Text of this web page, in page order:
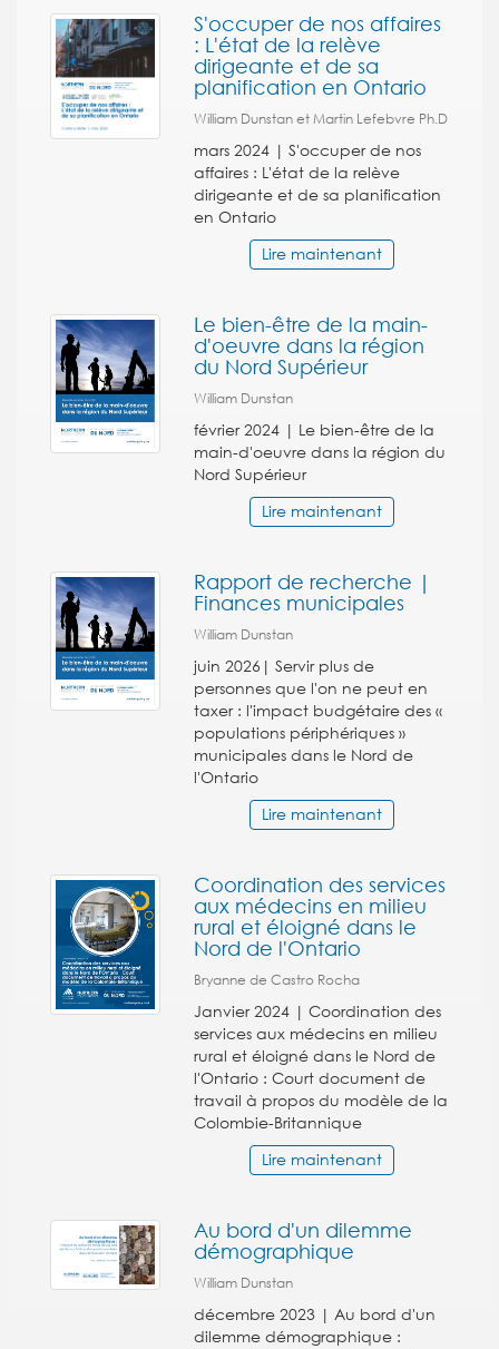
S'occuper de nos affaires
: L'état de la relève
dirigeante et de sa
planification en Ontario
William Dunstan et Martin Lefebvre Ph.D
mars 2024 | S'occuper de nos
affaires : L'état de la relève
dirigeante et de sa planification
en Ontario
Lire maintenant
Le bien-être de la main-
d'oeuvre dans la région
du Nord Supérieur
William Dunstan
février 2024 | Le bien-être de la
main-d'oeuvre dans la région du
Nord Supérieur
Lire maintenant
Rapport de recherche |
Finances municipales
William Dunstan
juin 2026| Servir plus de
personnes que l'on ne peut en
taxer : l'impact budgétaire des «
populations périphériques »
municipales dans le Nord de
l'Ontario
Lire maintenant
Coordination des services
aux médecins en milieu
rural et éloigné dans le
Nord de l'Ontario
Bryanne de Castro Rocha
Janvier 2024 | Coordination des
services aux médecins en milieu
rural et éloigné dans le Nord de
l'Ontario : Court document de
travail à propos du modèle de la
Colombie-Britannique
Lire maintenant
Au bord d'un dilemme
démographique
William Dunstan
décembre 2023 | Au bord d'un
dilemme démographique :